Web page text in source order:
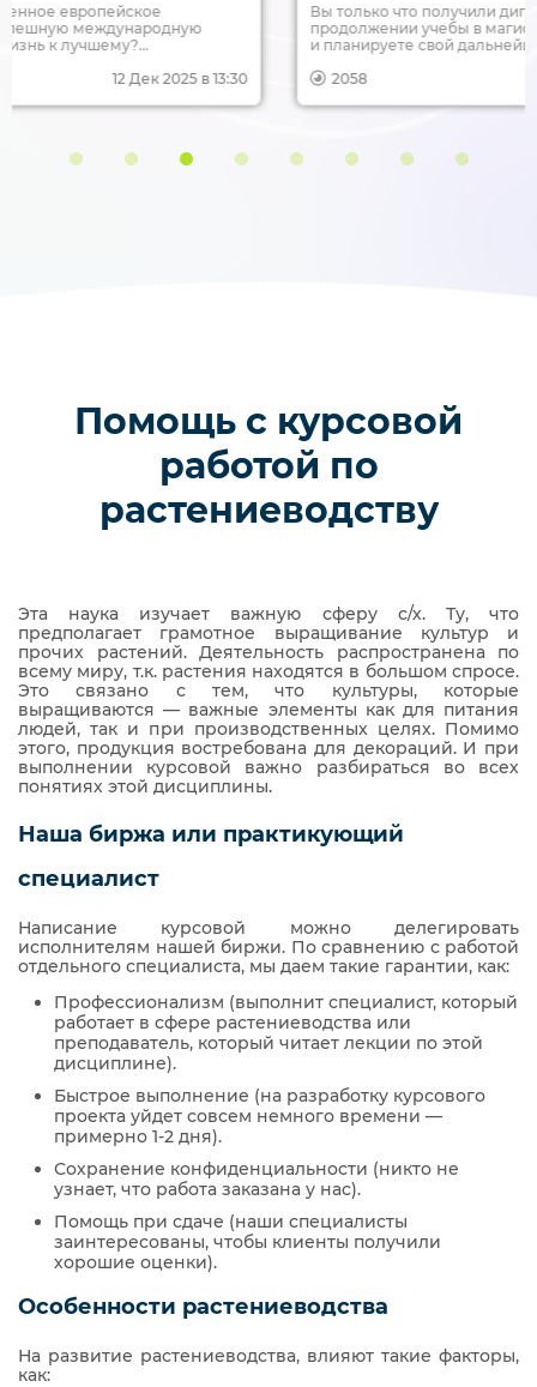
Вы только что получили диплом бакалавра и думаете о
продолжении учебы в магистратуре? Или вы еще студент
и планируете свой дальнейший образовательный путь?
разбираемся, как магистратура позволяет продолжить
службу в армии.
8 Дек 2025 в 13:29
Помощь с курсовой
работой по
растениеводству
Эта наука изучает важную сферу с/х. Ту, что
предполагает грамотное выращивание культур и
прочих растений. Деятельность распространена по
всему миру, т.к. растения находятся в большом спросе.
Это связано с тем, что культуры, которые
выращиваются — важные элементы как для питания
людей, так и при производственных целях. Помимо
этого, продукция востребована для декораций. И при
выполнении курсовой важно разбираться во всех
понятиях этой дисциплины.
Наша биржа или практикующий
специалист
Написание курсовой можно делегировать
исполнителям нашей биржи. По сравнению с работой
отдельного специалиста, мы даем такие гарантии, как:
Профессионализм (выполнит специалист, который
работает в сфере растениеводства или
преподаватель, который читает лекции по этой
дисциплине).
Быстрое выполнение (на разработку курсового
проекта уйдет совсем немного времени —
примерно 1-2 дня).
Сохранение конфиденциальности (никто не
узнает, что работа заказана у нас).
Помощь при сдаче (наши специалисты
заинтересованы, чтобы клиенты получили
хорошие оценки).
Особенности растениеводства
На развитие растениеводства, влияют такие факторы,
как: